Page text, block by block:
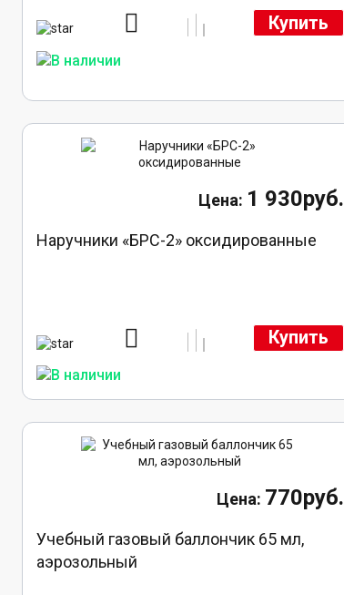
Купить
1 930руб.
Наручники «БРС-2» оксидированные
Купить
770руб.
Учебный газовый баллончик 65 мл,
аэрозольный